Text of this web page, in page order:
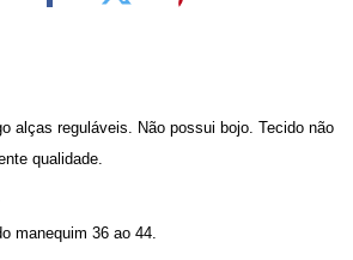
alças reguláveis. Não possui bojo. Tecido não
qualidade.
manequim 36 ao 44.